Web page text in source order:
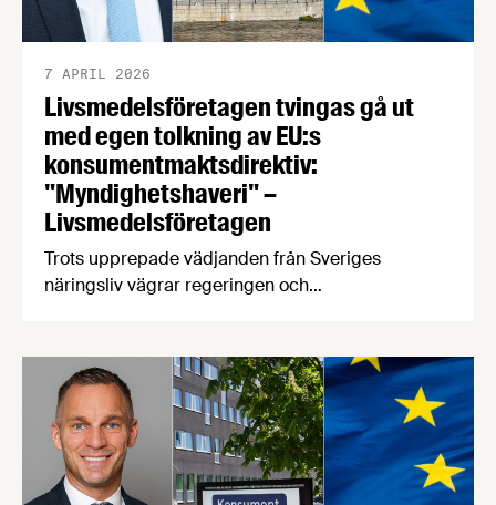
Livsmedelsföretagen tvingas gå ut
med egen tolkning av EU:s
konsumentmaktsdirektiv:
"Myndighetshaveri" –
Livsmedelsföretagen
7 APRIL 2026
Trots upprepade vädjanden från Sveriges
näringsliv vägrar regeringen och
kan bli att fullt fungerande varor för hundratals
miljoner kronor måste kasseras. Nu går
Livsmedelsföretagen ut med en egen bedömning
av rättsläget till sina 750 medlemsföretag. EU:s
konsumentmaktsdirektiv har ett gott syfte.